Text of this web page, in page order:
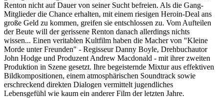
Renton nicht auf Dauer von seiner Sucht befreien. Als die Gang-
Mitglieder die Chance erhalten, mit einem riesigen Heroin-Deal ans
große Geld zu kommen, greifen sie entschlossen zu. Vom Aufteilen
der Beute will der gerissene Renton danach allerdings nichts
wissen... Einen veritablen Kultfilm haben die Macher von "Kleine
Morde unter Freunden" - Regisseur Danny Boyle, Drehbuchautor
John Hodge und Produzent Andrew Macdonald - mit ihrer zweiten
Produktion in Szene gesetzt. Ihre begeisternde Mixtur aus effektiven
Bildkompositionen, einem atmosphärischen Soundtrack sowie
erschreckend direkten Dialogen vermittelt jugendliches
Lebensgefühl wie kaum ein anderer Film der letzten Jahre.